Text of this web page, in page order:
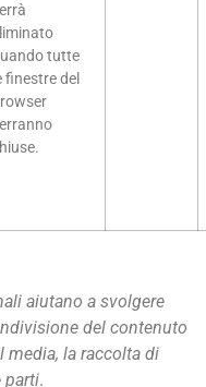
tutte
finestre del
aiutano a svolgere
del contenuto
media, la raccolta di
parti.